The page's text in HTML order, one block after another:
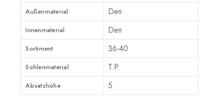
Außenmaterial Deri
Innenmaterial Deri
Sortiment 36-40
Sohlenmaterial T.P.
Absatzhöhe 5